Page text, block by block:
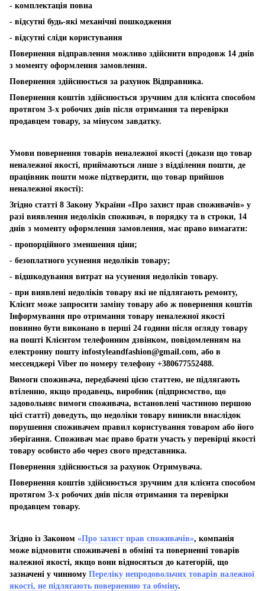
- комплектація повна
- відсутні будь-які механічні пошкодження
- відсутні сліди користування
Повернення відправлення можливо здійснити впродовж 14 днів
з моменту оформлення замовлення.
Повернення здійснюється за рахунок Відправника.
Повернення коштів здійснюється зручним для клієнта способом
протягом 3-х робочих днів після отримання та перевірки
продавцем товару, за мінусом завдатку.
Умови повернення товарів неналежної якості (докази що товар
неналежної якості, приймаються лише з відділення пошти, де
працівник пошти може підтвердити, що товар прийшов
неналежної якості):
Згідно статті 8 Закону України «Про захист прав споживачів» у
разі виявлення недоліків споживач, в порядку та в строки, 14
днів з моменту оформлення замовлення, має право вимагати:
- пропорційного зменшення ціни;
- безоплатного усунення недоліків товару;
- відшкодування витрат на усунення недоліків товару.
- при виявлені недоліків товару які не підлягають ремонту,
Клієнт може запросити заміну товару або ж повернення коштів
Інформування про отримання товару неналежної якості
повинно бути виконано в перші 24 години після огляду товару
на пошті Клієнтом телефонним дзвінком, повідомленням на
електронну пошту infostyleandfashion@gmail.com, або в
мессенджері Viber по номеру телефону +380677552488.
Вимоги споживача, передбачені цією статтею, не підлягають
втіленню, якщо продавець, виробник (підприємство, що
задовольняє вимоги споживача, встановлені частиною першою
цієї статті) доведуть, що недоліки товару виникли внаслідок
порушення споживачем правил користування товаром або його
зберігання. Споживач має право брати участь у перевірці якості
товару особисто або через свого представника.
Повернення здійснюється за рахунок Отримувача.
Повернення коштів здійснюється зручним для клієнта способом
протягом 3-х робочих днів після отримання та перевірки
продавцем товару.
Згідно із Законом «Про захист прав споживачів», компанія
може відмовити споживачеві в обміні та поверненні товарів
належної якості, якщо вони відносяться до категорій, що
зазначені у чинному Переліку непродовольчих товарів належної
якості, не підлягають поверненню та обміну.